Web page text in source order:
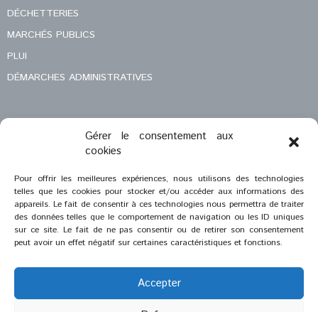
Gérer le consentement aux
cookies
Pour offrir les meilleures expériences, nous utilisons des technologies
telles que les cookies pour stocker et/ou accéder aux informations des
appareils. Le fait de consentir à ces technologies nous permettra de traiter
des données telles que le comportement de navigation ou les ID uniques
sur ce site. Le fait de ne pas consentir ou de retirer son consentement
peut avoir un effet négatif sur certaines caractéristiques et fonctions.
Accepter
DÉCHETTERIES
MARCHÉS PUBLICS
PLUI
DÉMARCHES ADMINISTRATIVES
MENTIONS LÉGALES